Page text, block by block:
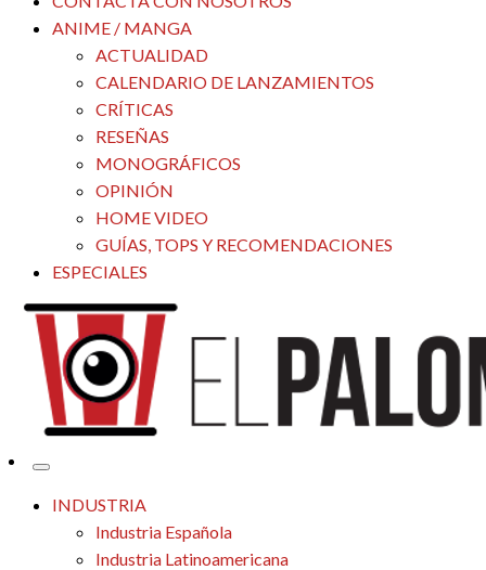
ANIME / MANGA
ACTUALIDAD
CALENDARIO DE LANZAMIENTOS
CRÍTICAS
RESEÑAS
MONOGRÁFICOS
OPINIÓN
HOME VIDEO
GUÍAS, TOPS Y RECOMENDACIONES
ESPECIALES
El Palomitrón
Tu espacio de la industria de cine española y latinoamericana
INDUSTRIA
Industria Española
Industria Latinoamericana